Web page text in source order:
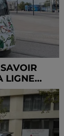
LIGNE...